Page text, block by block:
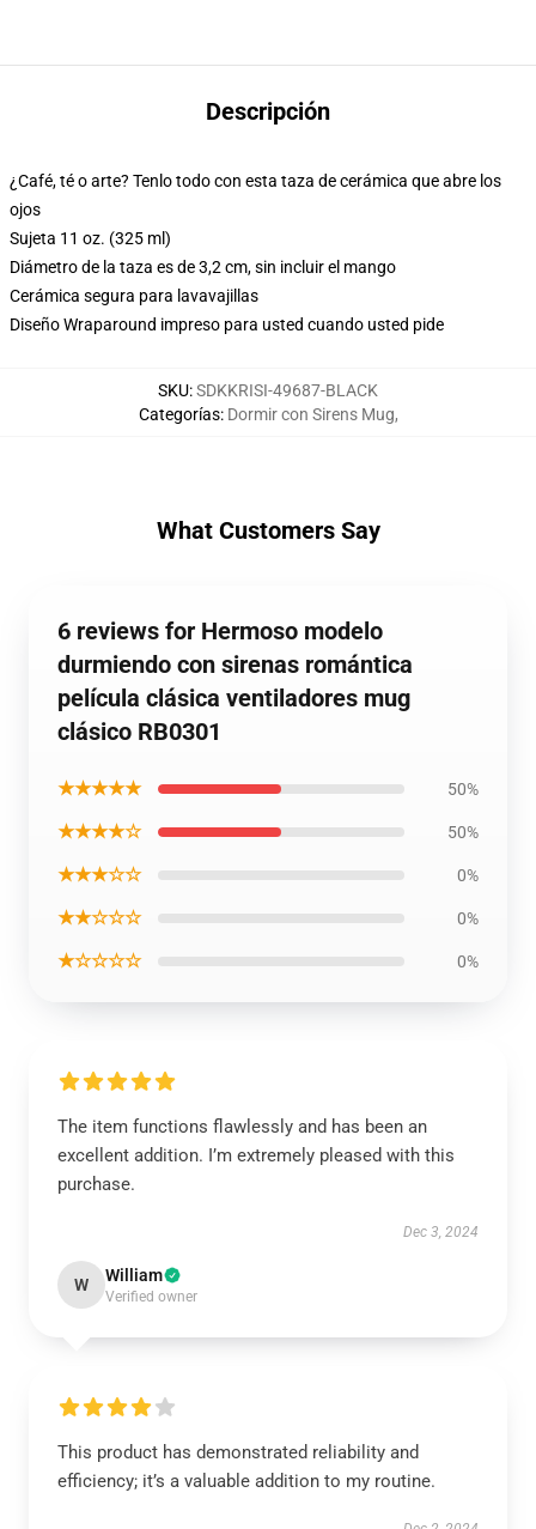
Descripción
¿Café, té o arte? Tenlo todo con esta taza de cerámica que abre los
ojos
Sujeta 11 oz. (325 ml)
Diámetro de la taza es de 3,2 cm, sin incluir el mango
Cerámica segura para lavavajillas
Diseño Wraparound impreso para usted cuando usted pide
SKU:SDKKRISI-49687-BLACK
Categorías: Dormir con Sirens Mug,
What Customers Say
6 reviews for Hermoso modelo
durmiendo con sirenas romántica
película clásica ventiladores mug
clásico RB0301
★★★★★ 50%
★★★★☆ 50%
★★★☆☆ 0%
★★☆☆☆ 0%
★☆☆☆☆ 0%
The item functions flawlessly and has been an
excellent addition. I’m extremely pleased with this
purchase.
Dec 3, 2024
W William
Verified owner
This product has demonstrated reliability and
efficiency; it’s a valuable addition to my routine.